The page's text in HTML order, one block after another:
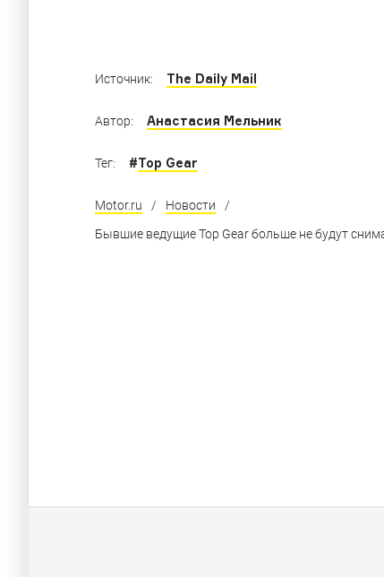
Источник: The Daily Mail
Автор: Анастасия Мельник
Тег: #Top Gear
Motor.ru / Новости
/
Бывшие ведущие Top Gear больше не будут